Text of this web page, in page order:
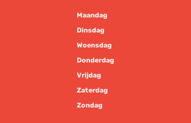
Maandag
Dinsdag
Woensdag
Donderdag
Vrijdag
Zaterdag
Zondag